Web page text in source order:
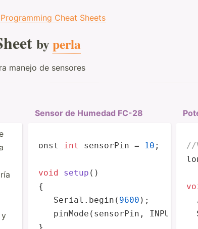
Programming Cheat Sheets
byperla
manejo de sensores
y
Sensor de Humedad FC-28
onst int sensorPin = 10 ;
void setup ()
{
Serial. begin ( 9600 );
pinMode (sensorPin, INPUT);
//